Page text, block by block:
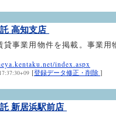
高知支店
貸事業用物件を掲載。事業
index.aspx
[登録データ修正・削除 ]
新居浜駅前店